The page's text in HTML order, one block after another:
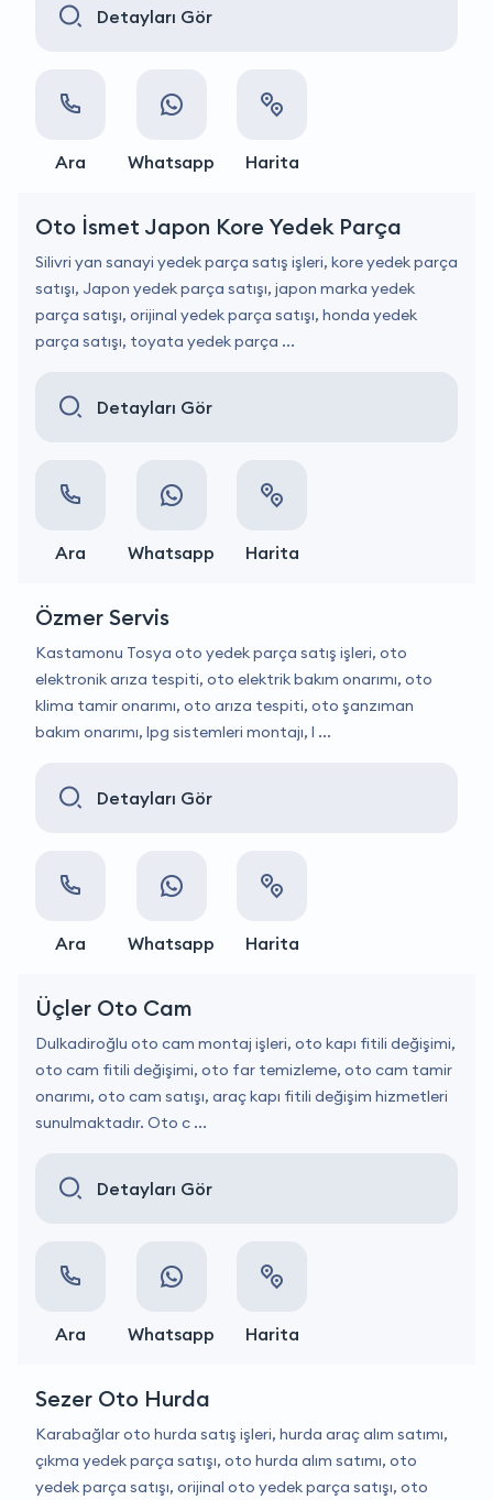
Detayları Gör
Ara Whatsapp Harita
Oto İsmet Japon Kore Yedek Parça
Silivri yan sanayi yedek parça satış işleri, kore yedek parça
satışı, Japon yedek parça satışı, japon marka yedek
parça satışı, orijinal yedek parça satışı, honda yedek
parça satışı, toyata yedek parça ...
Detayları Gör
Ara Whatsapp Harita
Özmer Servis
Kastamonu Tosya oto yedek parça satış işleri, oto
elektronik arıza tespiti, oto elektrik bakım onarımı, oto
klima tamir onarımı, oto arıza tespiti, oto şanzıman
bakım onarımı, lpg sistemleri montajı, l ...
Detayları Gör
Ara Whatsapp Harita
Üçler Oto Cam
Dulkadiroğlu oto cam montaj işleri, oto kapı fitili değişimi,
oto cam fitili değişimi, oto far temizleme, oto cam tamir
onarımı, oto cam satışı, araç kapı fitili değişim hizmetleri
sunulmaktadır. Oto c ...
Detayları Gör
Ara Whatsapp Harita
Sezer Oto Hurda
Karabağlar oto hurda satış işleri, hurda araç alım satımı,
çıkma yedek parça satışı, oto hurda alım satımı, oto
yedek parça satışı, orijinal oto yedek parça satışı, oto